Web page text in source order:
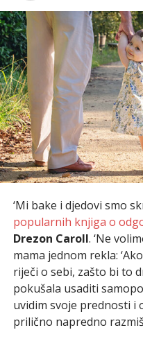
‘Mi bake i djedovi smo
popularnih knjiga o
Drezon Caroll. ‘Ne
mama jednom rekla:
riječi o sebi, zašto bi to
pokušala usaditi
uvidim svoje prednosti i
prilično napredno